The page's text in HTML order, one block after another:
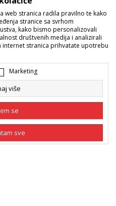
Pratite nas na društvenim
akcijama i novitetima.
web stranica radila pravilno te kako
stranice sa svrhom
kako bismo personalizovali
društvenih medija i analizirali
stranica prihvatate upotrebu
Marketing
više
se
sve